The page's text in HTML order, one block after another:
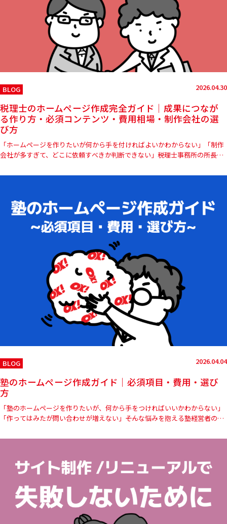
BLOG 2026.04.30
税理士のホームページ作成完全ガイド｜成果につなが
る作り方・必須コンテンツ・費用相場・制作会社の選
び方
「ホームページを作りたいが何から手を付ければよいかわからない」「制作
会社が多すぎて、どこに依頼すべきか判断できない」――税理士事務所の所長や
BLOG 2026.04.04
塾のホームページ作成ガイド｜必須項目・費用・選び
方
「塾のホームページを作りたいが、何から手をつければいいかわからない」
「作ってはみたが問い合わせが増えない」――そんな悩みを抱える塾経営者の方